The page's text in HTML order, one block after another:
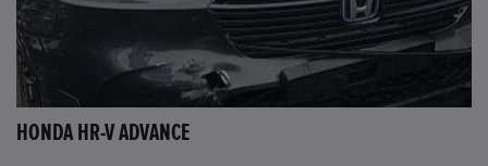
HONDA HR-V ADVANCE